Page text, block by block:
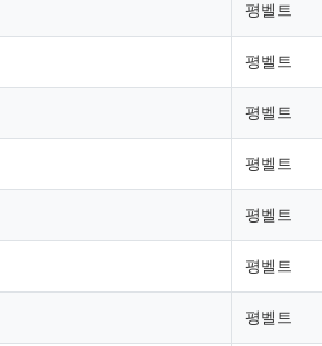
평벨트
평벨트
평벨트
평벨트
평벨트
평벨트
평벨트